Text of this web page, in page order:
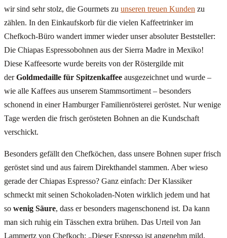
wir sind sehr stolz, die Gourmets zu unseren treuen Kunden zu
zählen. In den Einkaufskorb für die vielen Kaffeetrinker im
Chefkoch-Büro wandert immer wieder unser absoluter Beststeller:
Die Chiapas Espressobohnen aus der Sierra Madre in Mexiko!
Diese Kaffeesorte wurde bereits von der Röstergilde mit
derGoldmedaille für Spitzenkaffee ausgezeichnet und wurde –
wie alle Kaffees aus unserem Stammsortiment – besonders
schonend in einer Hamburger Familienrösterei geröstet. Nur wenige
Tage werden die frisch gerösteten Bohnen an die Kundschaft
verschickt.
Besonders gefällt den Chefköchen, dass unsere Bohnen super frisch
geröstet sind und aus fairem Direkthandel stammen. Aber wieso
gerade der Chiapas Espresso? Ganz einfach: Der Klassiker
schmeckt mit seinen Schokoladen-Noten wirklich jedem und hat
so wenig Säure, dass er besonders magenschonend ist. Da kann
man sich ruhig ein Tässchen extra brühen. Das Urteil von Jan
Lammertz von Chefkoch: „Dieser Espresso ist angenehm mild,